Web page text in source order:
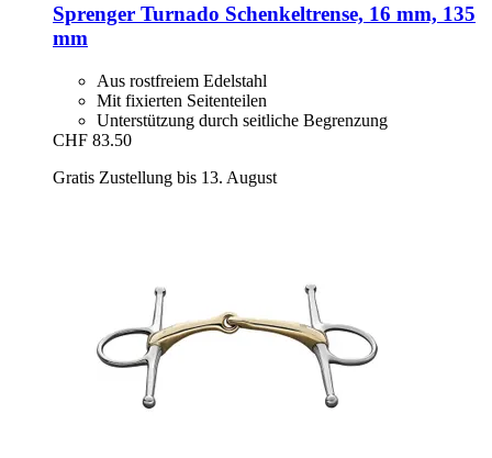
Sprenger Turnado Schenkeltrense, 16 mm, 135
mm
Aus rostfreiem Edelstahl
Mit fixierten Seitenteilen
Unterstützung durch seitliche Begrenzung
CHF 83.50
Gratis Zustellung bis 13. August